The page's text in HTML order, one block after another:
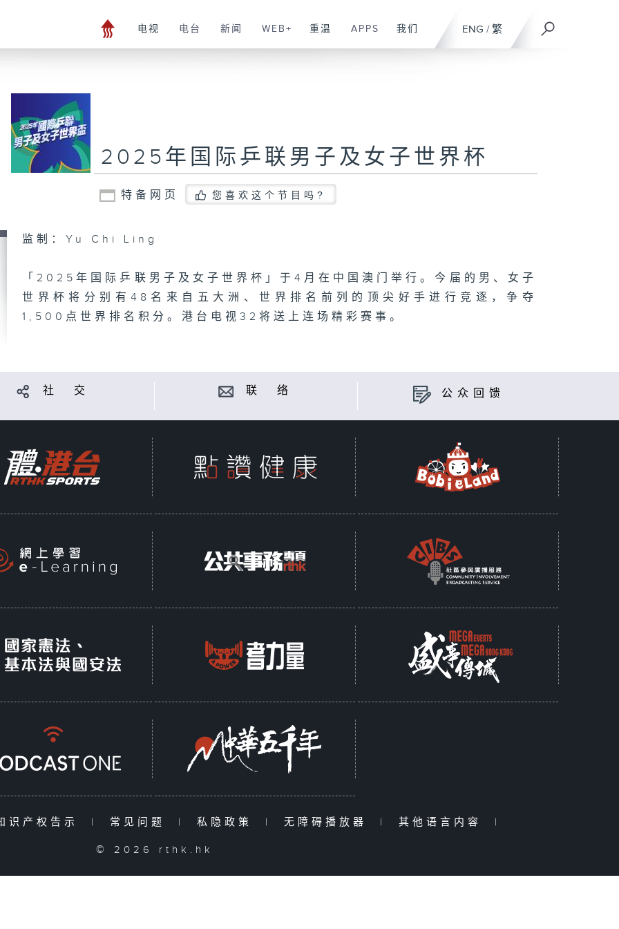
ENG / 繁
电视 电台 新闻 WEB+ 重温 APPS 我们
2025年国际乒联男子及女子世界杯
特备网页 您喜欢这个节目吗?
监制：Yu Chi Ling
「2025年国际乒联男子及女子世界杯」于4月在中国澳门举行。今届的男、女子
世界杯将分别有48名来自五大洲、世界排名前列的顶尖好手进行竞逐，争夺
1,500点世界排名积分。港台电视32将送上连场精彩赛事。
社 交 联 络 公众回馈
识产权告示 | 常见问题 | 私隐政策 | 无障碍播放器 | 其他语言内容 |
© 2026 rthk.hk